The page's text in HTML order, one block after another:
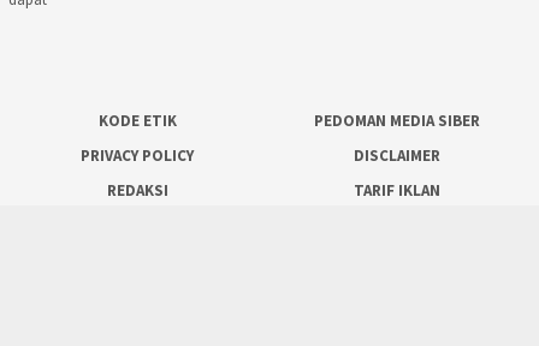
KODE ETIK
PEDOMAN MEDIA SIBER
PRIVACY POLICY
DISCLAIMER
REDAKSI
TARIF IKLAN